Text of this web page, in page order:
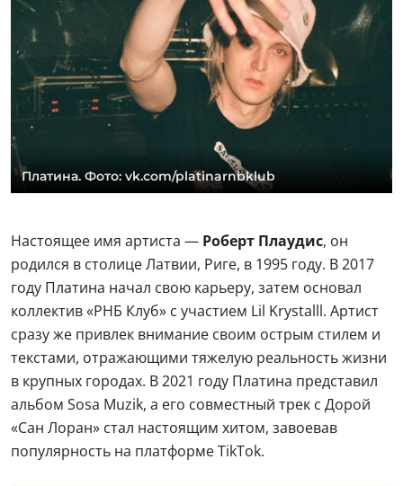
Платина. Фото: vk.com/platinarnbklub
Настоящее имя артиста — Роберт Плаудис, он
родился в столице Латвии, Риге, в 1995 году. В 2017
году Платина начал свою карьеру, затем основал
коллектив «РНБ Клуб» с участием Lil Krystalll. Артист
сразу же привлек внимание своим острым стилем и
текстами, отражающими тяжелую реальность жизни
в крупных городах. В 2021 году Платина представил
альбом Sosa Muzik, а его совместный трек с Дорой
«Сан Лоран» стал настоящим хитом, завоевав
популярность на платформе TikTok.